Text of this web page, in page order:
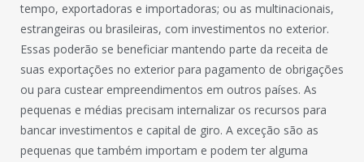
tempo, exportadoras e importadoras; ou as multinacionais,
estrangeiras ou brasileiras, com investimentos no exterior.
Essas poderão se beneficiar mantendo parte da receita de
suas exportações no exterior para pagamento de obrigações
ou para custear empreendimentos em outros países. As
pequenas e médias precisam internalizar os recursos para
bancar investimentos e capital de giro. A exceção são as
pequenas que também importam e podem ter alguma